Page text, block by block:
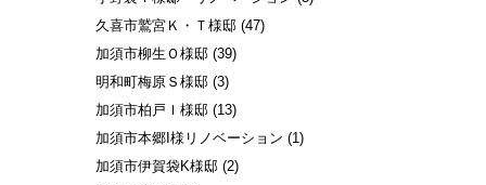
久喜市鷲宮Ｋ・Ｔ様邸 (47)
加須市柳生Ｏ様邸 (39)
明和町梅原Ｓ様邸 (3)
加須市柏戸Ｉ様邸 (13)
加須市本郷I様リノベーション (1)
加須市伊賀袋K様邸 (2)